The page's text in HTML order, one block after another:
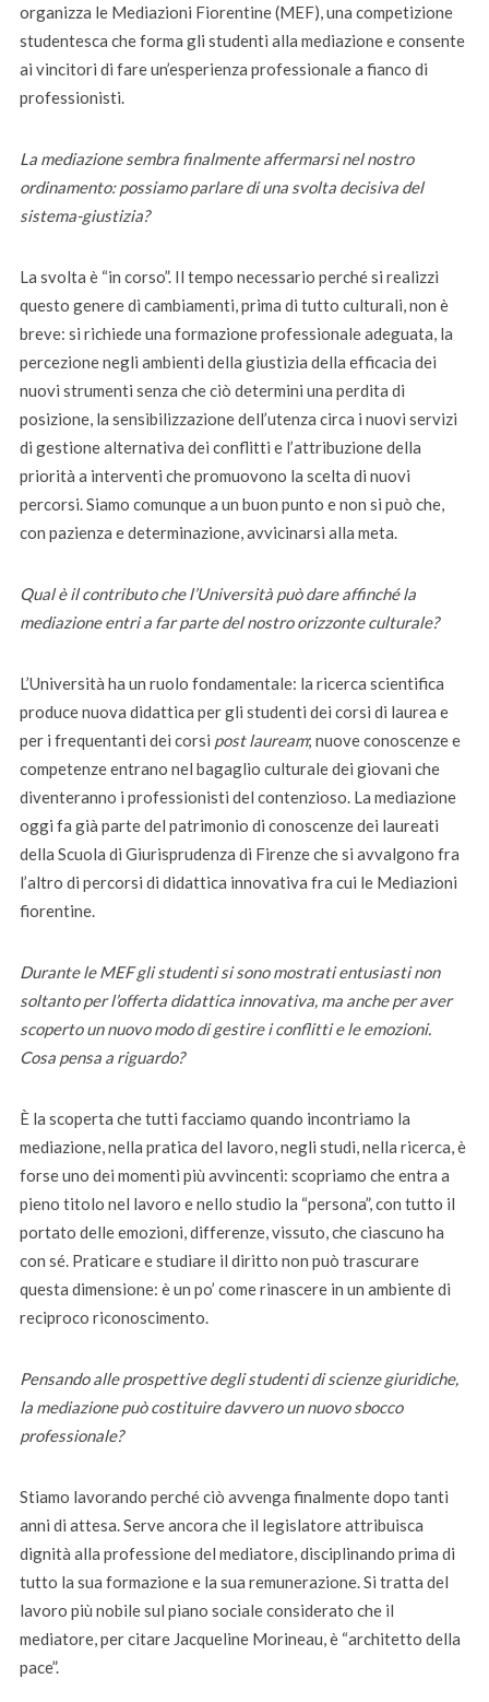
organizza le Mediazioni Fiorentine (MEF), una competizione
studentesca che forma gli studenti alla mediazione e consente
ai vincitori di fare un’esperienza professionale a fianco di
professionisti.
La mediazione sembra finalmente affermarsi nel nostro
ordinamento: possiamo parlare di una svolta decisiva del
sistema-giustizia?
La svolta è “in corso”. Il tempo necessario perché si realizzi
questo genere di cambiamenti, prima di tutto culturali, non è
breve: si richiede una formazione professionale adeguata, la
percezione negli ambienti della giustizia della efficacia dei
nuovi strumenti senza che ciò determini una perdita di
posizione, la sensibilizzazione dell’utenza circa i nuovi servizi
di gestione alternativa dei conflitti e l’attribuzione della
priorità a interventi che promuovono la scelta di nuovi
percorsi. Siamo comunque a un buon punto e non si può che,
con pazienza e determinazione, avvicinarsi alla meta.
Qual è il contributo che l’Università può dare affinché la
mediazione entri a far parte del nostro orizzonte culturale?
L’Università ha un ruolo fondamentale: la ricerca scientifica
produce nuova didattica per gli studenti dei corsi di laurea e
per i frequentanti dei corsi post lauream; nuove conoscenze e
competenze entrano nel bagaglio culturale dei giovani che
diventeranno i professionisti del contenzioso. La mediazione
oggi fa già parte del patrimonio di conoscenze dei laureati
della Scuola di Giurisprudenza di Firenze che si avvalgono fra
l’altro di percorsi di didattica innovativa fra cui le Mediazioni
fiorentine.
Durante le MEF gli studenti si sono mostrati entusiasti non
soltanto per l’offerta didattica innovativa, ma anche per aver
scoperto un nuovo modo di gestire i conflitti e le emozioni.
Cosa pensa a riguardo?
È la scoperta che tutti facciamo quando incontriamo la
mediazione, nella pratica del lavoro, negli studi, nella ricerca, è
forse uno dei momenti più avvincenti: scopriamo che entra a
pieno titolo nel lavoro e nello studio la “persona”, con tutto il
portato delle emozioni, differenze, vissuto, che ciascuno ha
con sé. Praticare e studiare il diritto non può trascurare
questa dimensione: è un po’ come rinascere in un ambiente di
reciproco riconoscimento.
Pensando alle prospettive degli studenti di scienze giuridiche,
la mediazione può costituire davvero un nuovo sbocco
professionale?
Stiamo lavorando perché ciò avvenga finalmente dopo tanti
anni di attesa. Serve ancora che il legislatore attribuisca
dignità alla professione del mediatore, disciplinando prima di
tutto la sua formazione e la sua remunerazione. Si tratta del
lavoro più nobile sul piano sociale considerato che il
mediatore, per citare Jacqueline Morineau, è “architetto della
pace”.